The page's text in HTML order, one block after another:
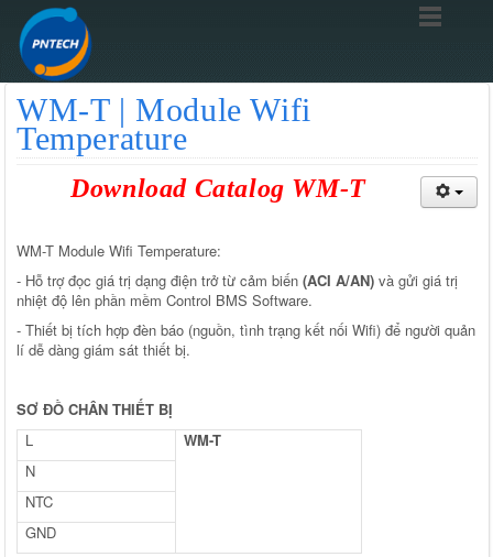
WM-T | Module Wifi
Temperature
Download Catalog WM-T
WM-T Module Wifi Temperature:
- Hỗ trợ đọc giá trị dạng điện trở từ cảm biến (ACI A/AN) và gửi giá trị
nhiệt độ lên phần mềm Control BMS Software.
- Thiết bị tích hợp đèn báo (nguồn, tình trạng kết nối Wifi) để người quản
lí dễ dàng giám sát thiết bị.
SƠ ĐỒ CHÂN THIẾT BỊ
L
WM-T
N
NTC
GND